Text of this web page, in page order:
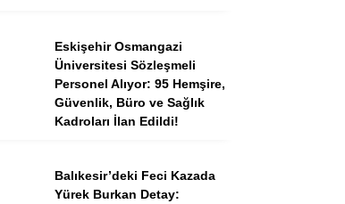
WhatsApp İhbar
Eskişehir Osmangazi
Üniversitesi Sözleşmeli
Personel Alıyor: 95 Hemşire,
Güvenlik, Büro ve Sağlık
Kadroları İlan Edildi!
Balıkesir’deki Feci Kazada
Yürek Burkan Detay: